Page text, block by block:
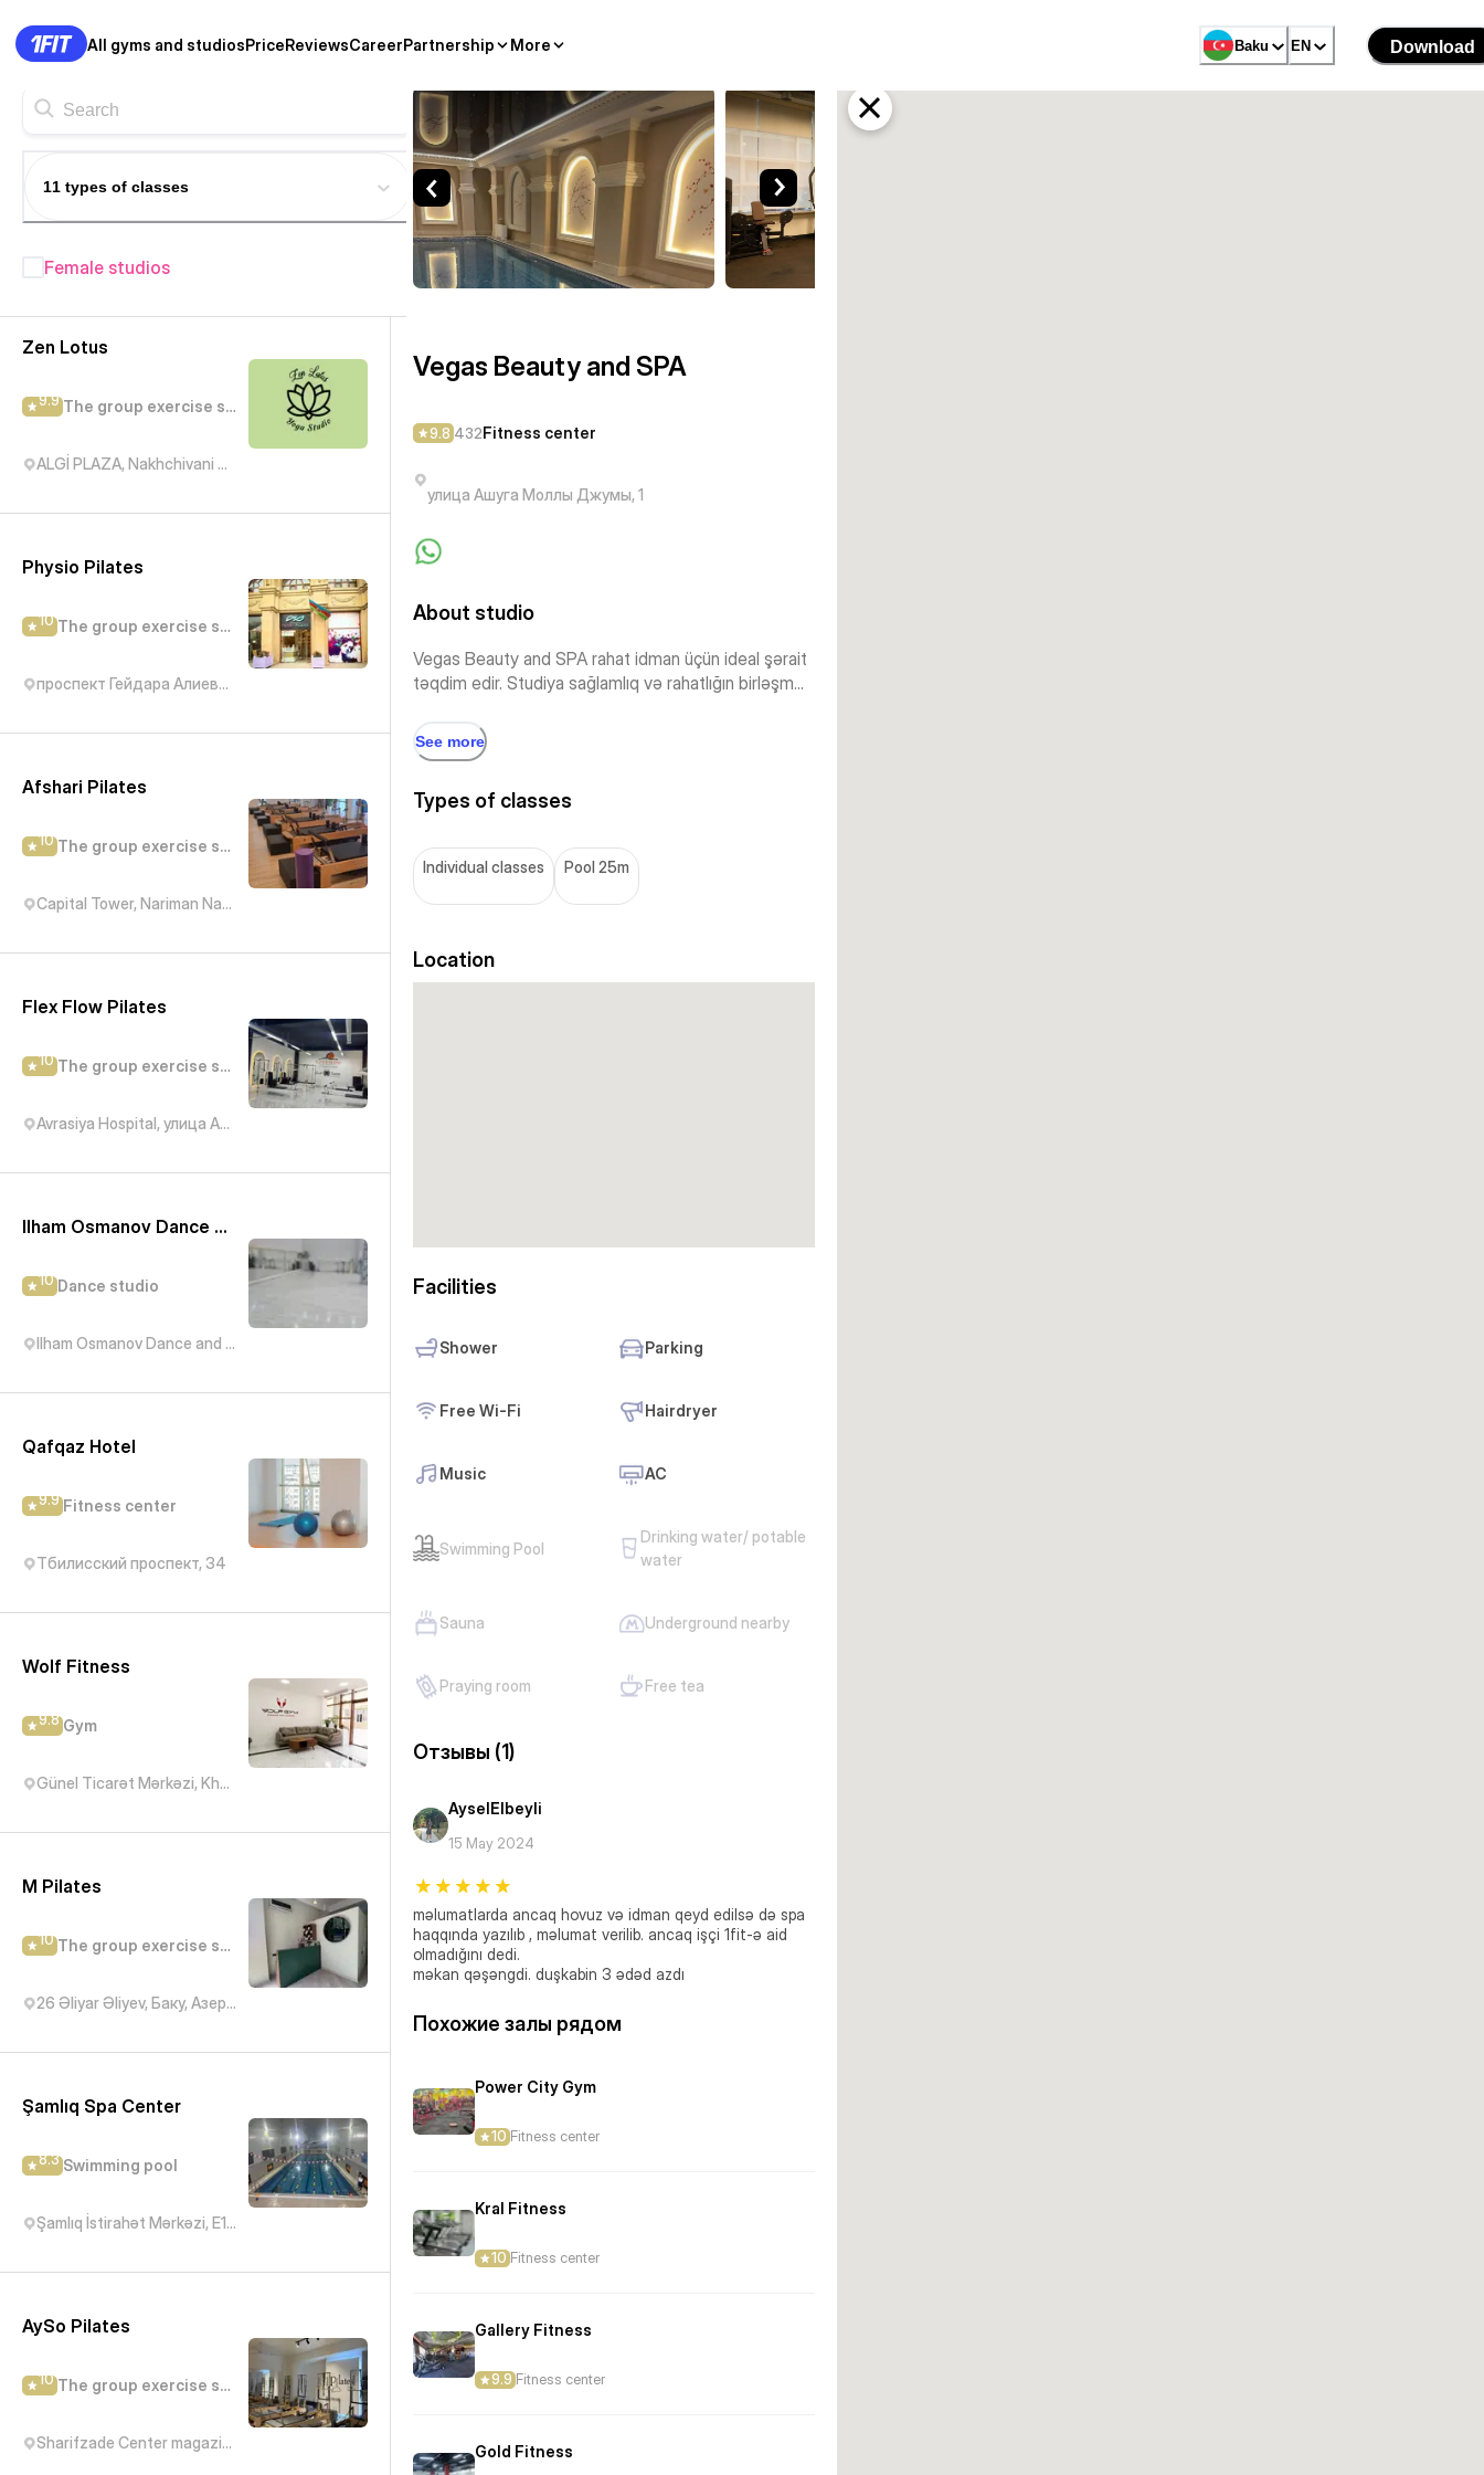
All gyms and studiosPriceReviewsCareerPartnership More Baku EN Download
11 types of classes
Female studios
Fitness studios in Baku
Zen Lotus
9.9 The group exercise studio
ALGİ PLAZA, Nakhchivani Street, Баку, Азербайджан
Physio Pilates
10 The group exercise studio
проспект Гейдара Алиева, 29
Afshari Pilates
10 The group exercise studio
Capital Tower, Nariman Narimanov Avenue, Baku, Азербайджан
Flex Flow Pilates
10 The group exercise studio
Avrasiya Hospital, улица Академика Гасана Алиева, Баку, Азербайджан
Ilham Osmanov Dance and Art Studio - IN Tango
10 Dance studio
Ilham Osmanov Dance and Art Studio, Kichik Daniz, Баку, Азербайджан
Qafqaz Hotel
9.9 Fitness center
Тбилисский проспект, 34
Wolf Fitness
9.8 Gym
Günel Ticarət Mərkəzi, Khudu Mammadov, Баку, Азербайджан
M Pilates
10 The group exercise studio
26 Əliyar Əliyev, Баку, Азербайджан
Şamlıq Spa Center
8.3 Swimming pool
Şamlıq İstirahət Mərkəzi, E119, Bakı, Azərbaycan
AySo Pilates
10 The group exercise studio
Sharifzade Center magazin Bravo, Abbas Mirza Sharifzadeh Street, Баку, Азербайджан
Vegas Beauty and SPA — Fitness center Baku
Vegas Beauty and SPA
9.8 432Fitness center
улица Ашуга Моллы Джумы, 1
About studio
Vegas Beauty and SPA rahat idman üçün ideal şərait
təqdim edir. Studiya sağlamlıq və rahatlığın birləşm...
See more
Types of classes
Individual classes Pool 25m
Location
Facilities
Shower Parking
Free Wi-Fi Hairdryer
Music AC
Swimming Pool
Drinking water/ potable
water
Sauna Underground nearby
Praying room Free tea
Отзывы (1)
AyselElbeyli
15 May 2024
məlumatlarda ancaq hovuz və idman qeyd edilsə də spa
haqqında yazılıb , məlumat verilib. ancaq işçi 1fit-ə aid
olmadığını dedi.
məkan qəşəngdi. duşkabin 3 ədəd azdı
Похожие залы рядом
Power City Gym
10 Fitness center
Kral Fitness
10 Fitness center
Gallery Fitness
9.9 Fitness center
Gold Fitness